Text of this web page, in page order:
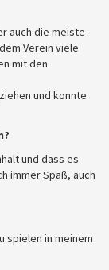
auch die meiste
Verein viele
mit den
und konnte
und dass es
immer Spaß, auch
spielen in meinem